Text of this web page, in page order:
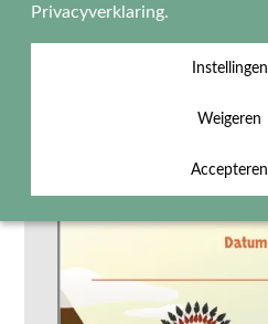
Privacyverklaring.
Instellingen
Weigeren
Accepteren